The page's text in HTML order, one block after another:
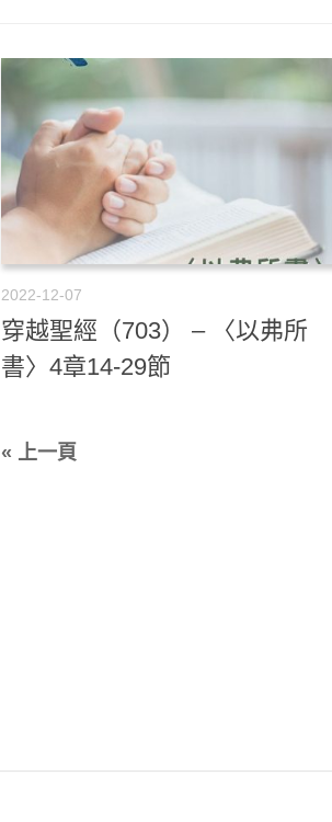
2022-12-07
穿越聖經（703） – 〈以弗所
書〉4章14-29節
« 上一頁